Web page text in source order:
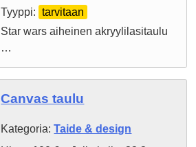
Tyyppi:
tarvitaan
Star wars aiheinen akryylilasitaulu
…
Canvas taulu
Kategoria:Taide & design